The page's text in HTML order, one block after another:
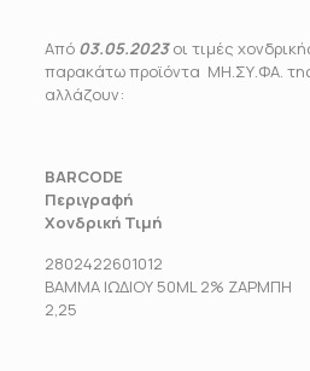
Από 03.05.2023οι τιμές
παρακάτω προϊόντα ΜΗ.ΣΥ.ΦΑ.
αλλάζουν:
BARCODE
Περιγραφή
Χονδρική Τιμή
2802422601012
ΒΑΜΜΑ ΙΩΔΙΟΥ 50ML 2% ΖΑΡΜΠΗ
2,25